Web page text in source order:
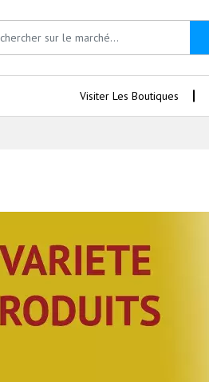
Visiter Les Boutiques